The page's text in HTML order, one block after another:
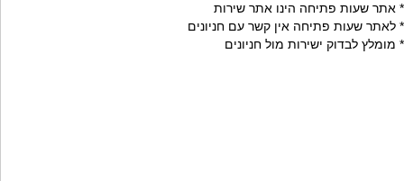
* אתר שעות פתיחה הינו אתר שירות
* לאתר שעות פתיחה אין קשר עם חניונים
* מומלץ לבדוק ישירות מול חניונים